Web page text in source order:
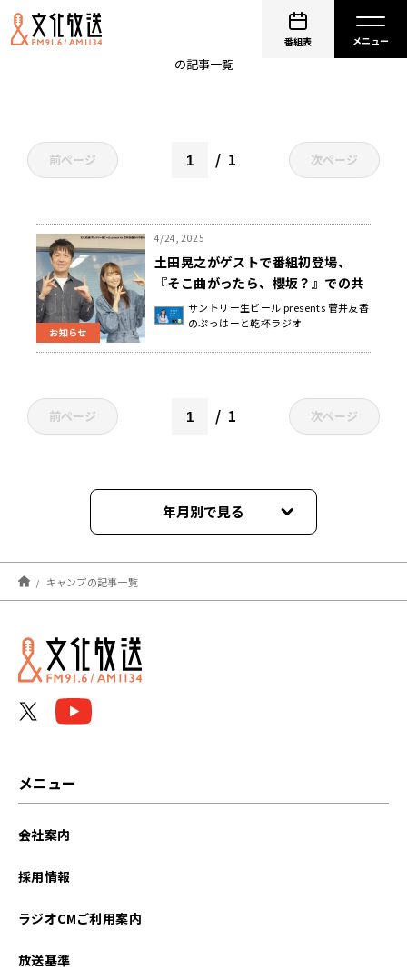
番組表
の記事一覧
前ページ 1 次ページ
お知らせ
4/24, 2025
土田晃之がゲストで番組初登場、
『そこ曲がったら、櫻坂？』での共
演エピソードも披露！『菅井友香の
#今日も推しとがんばりき』
サントリー生ビール presents 菅井友香
のぷっはーと乾杯ラジオ
前ページ 1 次ページ
年月別で見る
2025年04月
2023年06月
2022年12月
キャンプの記事一覧
メニュー
会社案内
採用情報
ラジオCMご利用案内
放送基準